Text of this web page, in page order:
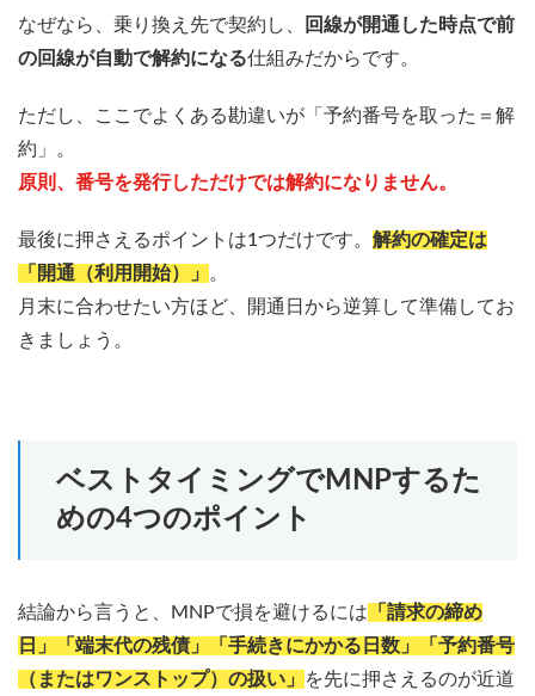
なぜなら、乗り換え先で契約し、
回線が開通した時点で前
の回線が自動で解約になる仕組みだからです。
ただし、ここでよくある勘違いが「予約番号を取った＝解
約」。
原則、番号を発行しただけでは解約になりません。
最後に押さえるポイントは1つだけです。 解約の確定は
「開通（利用開始）」
。
月末に合わせたい方ほど、開通日から逆算して準備してお
きましょう。
ベストタイミングでMNPするた
めの4つのポイント
結論から言うと、MNPで損を避けるには 「請求の締め
日」「端末代の残債」「手続きにかかる日数」「予約番号
（またはワンストップ）の扱い」
を先に押さえるのが近道